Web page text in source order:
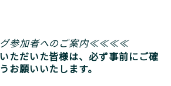
参加者へのご案内≪≪≪≪
だいた皆様は、必ず事前にご確
お願いいたします。